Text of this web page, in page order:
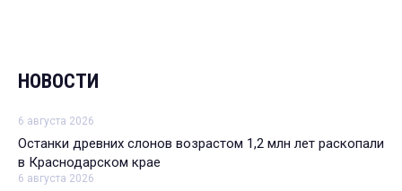
НОВОСТИ
6 августа 2026
Останки древних слонов возрастом 1,2 млн лет раскопали
в Краснодарском крае
6 августа 2026